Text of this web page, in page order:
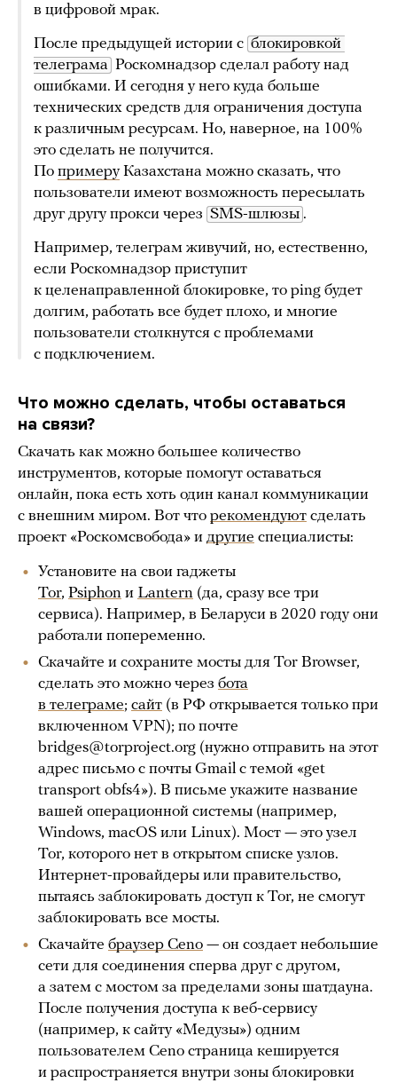
в цифровой мрак.
После предыдущей истории с блокировкой
телеграма Роскомнадзор сделал работу над
ошибками. И сегодня у него куда больше
технических средств для ограничения доступа
к различным ресурсам. Но, наверное, на 100%
это сделать не получится.
По примеруКазахстана можно сказать, что
пользователи имеют возможность пересылать
друг другу прокси через SMS-шлюзы .
Например, телеграм живучий, но, естественно,
если Роскомнадзор приступит
к целенаправленной блокировке, то ping будет
долгим, работать все будет плохо, и многие
пользователи столкнутся с проблемами
с подключением.
Что можно сделать, чтобы оставаться
на связи?
Скачать как можно большее количество
инструментов, которые помогут оставаться
онлайн, пока есть хоть один канал коммуникации
с внешним миром. Вот что рекомендуют сделать
проект «Роскомсвобода» и другие специалисты:
Установите на свои гаджеты
Tor, Psiphon и Lantern (да, сразу все три
сервиса). Например, в Беларуси в 2020 году они
работали попеременно.
Скачайте и сохраните мосты для Tor Browser,
сделать это можно через бота
в телеграме; сайт (в РФ открывается только при
включенном VPN); по почте
bridges@torproject.org (нужно отправить на этот
адрес письмо с почты Gmail с темой «get
transport obfs4»). В письме укажите название
вашей операционной системы (например,
Windows, macOS или Linux). Мост — это узел
Tor, которого нет в открытом списке узлов.
Интернет-провайдеры или правительство,
пытаясь заблокировать доступ к Tor, не смогут
заблокировать все мосты.
Скачайте браузер Ceno — он создает небольшие
сети для соединения сперва друг с другом,
а затем с мостом за пределами зоны шатдауна.
После получения доступа к веб-сервису
(например, к сайту «Медузы») одним
пользователем Ceno страница кешируется
и распространяется внутри зоны блокировки